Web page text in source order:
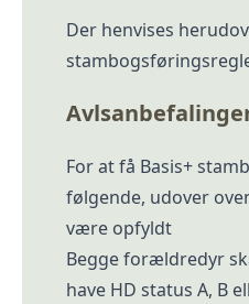
Der henvises
For at få Basis+
følgende, udover
være opfyldt
Begge forældredyr
have HD status A, B